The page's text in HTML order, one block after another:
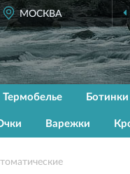
МОСКВА
ДИЛЕР NORFIN
Термобелье Ботинки
Варежки